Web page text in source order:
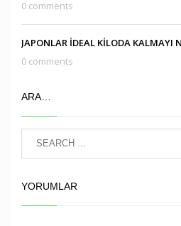
0 comments
JAPONLAR İDEAL KİLODA KALMAYI
0 comments
ARA…
YORUMLAR